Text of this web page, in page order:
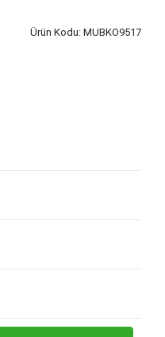
Ürün Kodu: MUBKO9517